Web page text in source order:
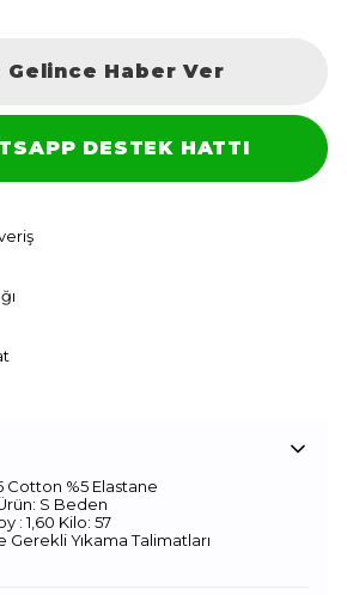
Gelince Haber Ver
DESTEK HATTI
Cotton %5 Elastane
S Beden
: 1,60 Kilo: 57
Yıkama Talimatları